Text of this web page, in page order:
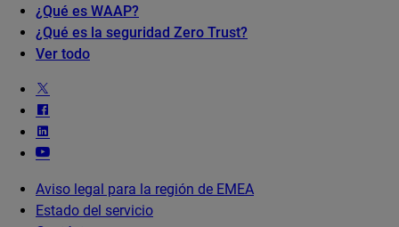
¿Qué es WAAP?
¿Qué es la seguridad Zero Trust?
Ver todo
Aviso legal para la región de EMEA
Estado del servicio